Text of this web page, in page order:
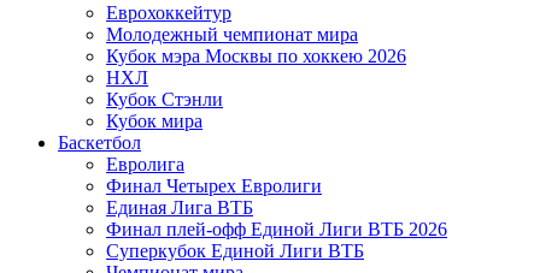
Еврохоккейтур
Молодежный чемпионат мира
Кубок мэра Москвы по хоккею 2026
НХЛ
Кубок Стэнли
Кубок мира
Баскетбол
Евролига
Финал Четырех Евролиги
Единая Лига ВТБ
Финал плей-офф Единой Лиги ВТБ 2026
Суперкубок Единой Лиги ВТБ